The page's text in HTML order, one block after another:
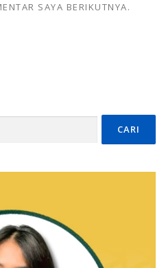
SAYA BERIKUTNYA.